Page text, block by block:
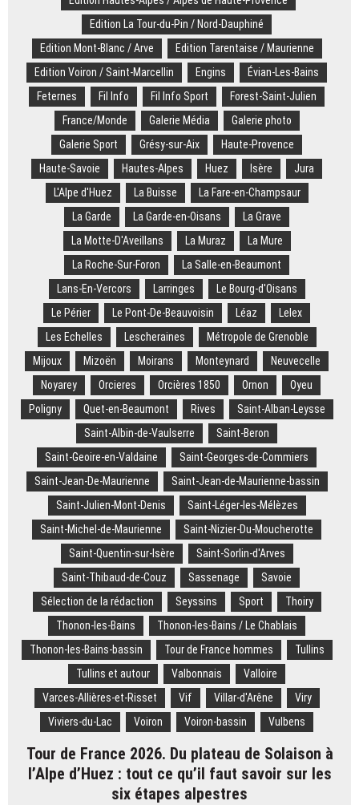
Edition La Tour-du-Pin / Nord-Dauphiné
Edition Mont-Blanc / Arve
Edition Tarentaise / Maurienne
Edition Voiron / Saint-Marcellin
Engins
Évian-Les-Bains
Feternes
Fil Info Fil Info Sport
Forest-Saint-Julien
France/Monde
Galerie Média
Galerie photo
Galerie Sport
Grésy-sur-Aix
Haute-Provence
Haute-Savoie
Hautes-Alpes Huez Isère
Jura
L'Alpe d'Huez
La Buisse
La Fare-en-Champsaur
La Garde
La Garde-en-Oisans
La Grave
La Motte-D'Aveillans
La Muraz
La Mure
La Roche-Sur-Foron
La Salle-en-Beaumont
Lans-En-Vercors
Larringes
Le Bourg-d'Oisans
Le Périer
Le Pont-De-Beauvoisin Léaz
Lelex
Les Echelles
Lescheraines
Métropole de Grenoble
Mijoux
Mizoën Moirans Monteynard
Neuvecelle
Noyarey
Orcieres Orcières 1850 Ornon
Oyeu
Poligny
Quet-en-Beaumont Rives
Saint-Alban-Leysse
Saint-Albin-de-Vaulserre
Saint-Beron
Saint-Geoire-en-Valdaine
Saint-Georges-de-Commiers
Saint-Jean-De-Maurienne
Saint-Jean-de-Maurienne-bassin
Saint-Julien-Mont-Denis
Saint-Léger-les-Mélèzes
Saint-Michel-de-Maurienne
Saint-Nizier-Du-Moucherotte
Saint-Quentin-sur-Isère
Saint-Sorlin-d'Arves
Saint-Thibaud-de-Couz
Sassenage
Savoie
Sélection de la rédaction
Seyssins Sport
Thoiry
Thonon-les-Bains
Thonon-les-Bains / Le Chablais
Thonon-les-Bains-bassin
Tour de France hommes
Tullins
Tullins et autour
Valbonnais
Valloire
Varces-Allières-et-Risset
Vif Villar-d'Arêne
Viry
Viviers-du-Lac
Voiron Voiron-bassin Vulbens
Tour de France 2026. Du plateau de Solaison à
l’Alpe d’Huez : tout ce qu’il faut savoir sur les
six étapes alpestres